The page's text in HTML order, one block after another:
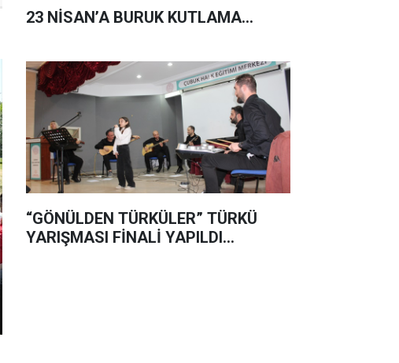
23 NİSAN’A BURUK KUTLAMA...
“GÖNÜLDEN TÜRKÜLER” TÜRKÜ
YARIŞMASI FİNALİ YAPILDI…